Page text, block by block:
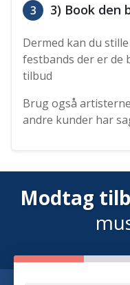
3 3) Book den
Dermed kan du
festbands der er de
tilbud
Brug også
andre kunder har
Modtag